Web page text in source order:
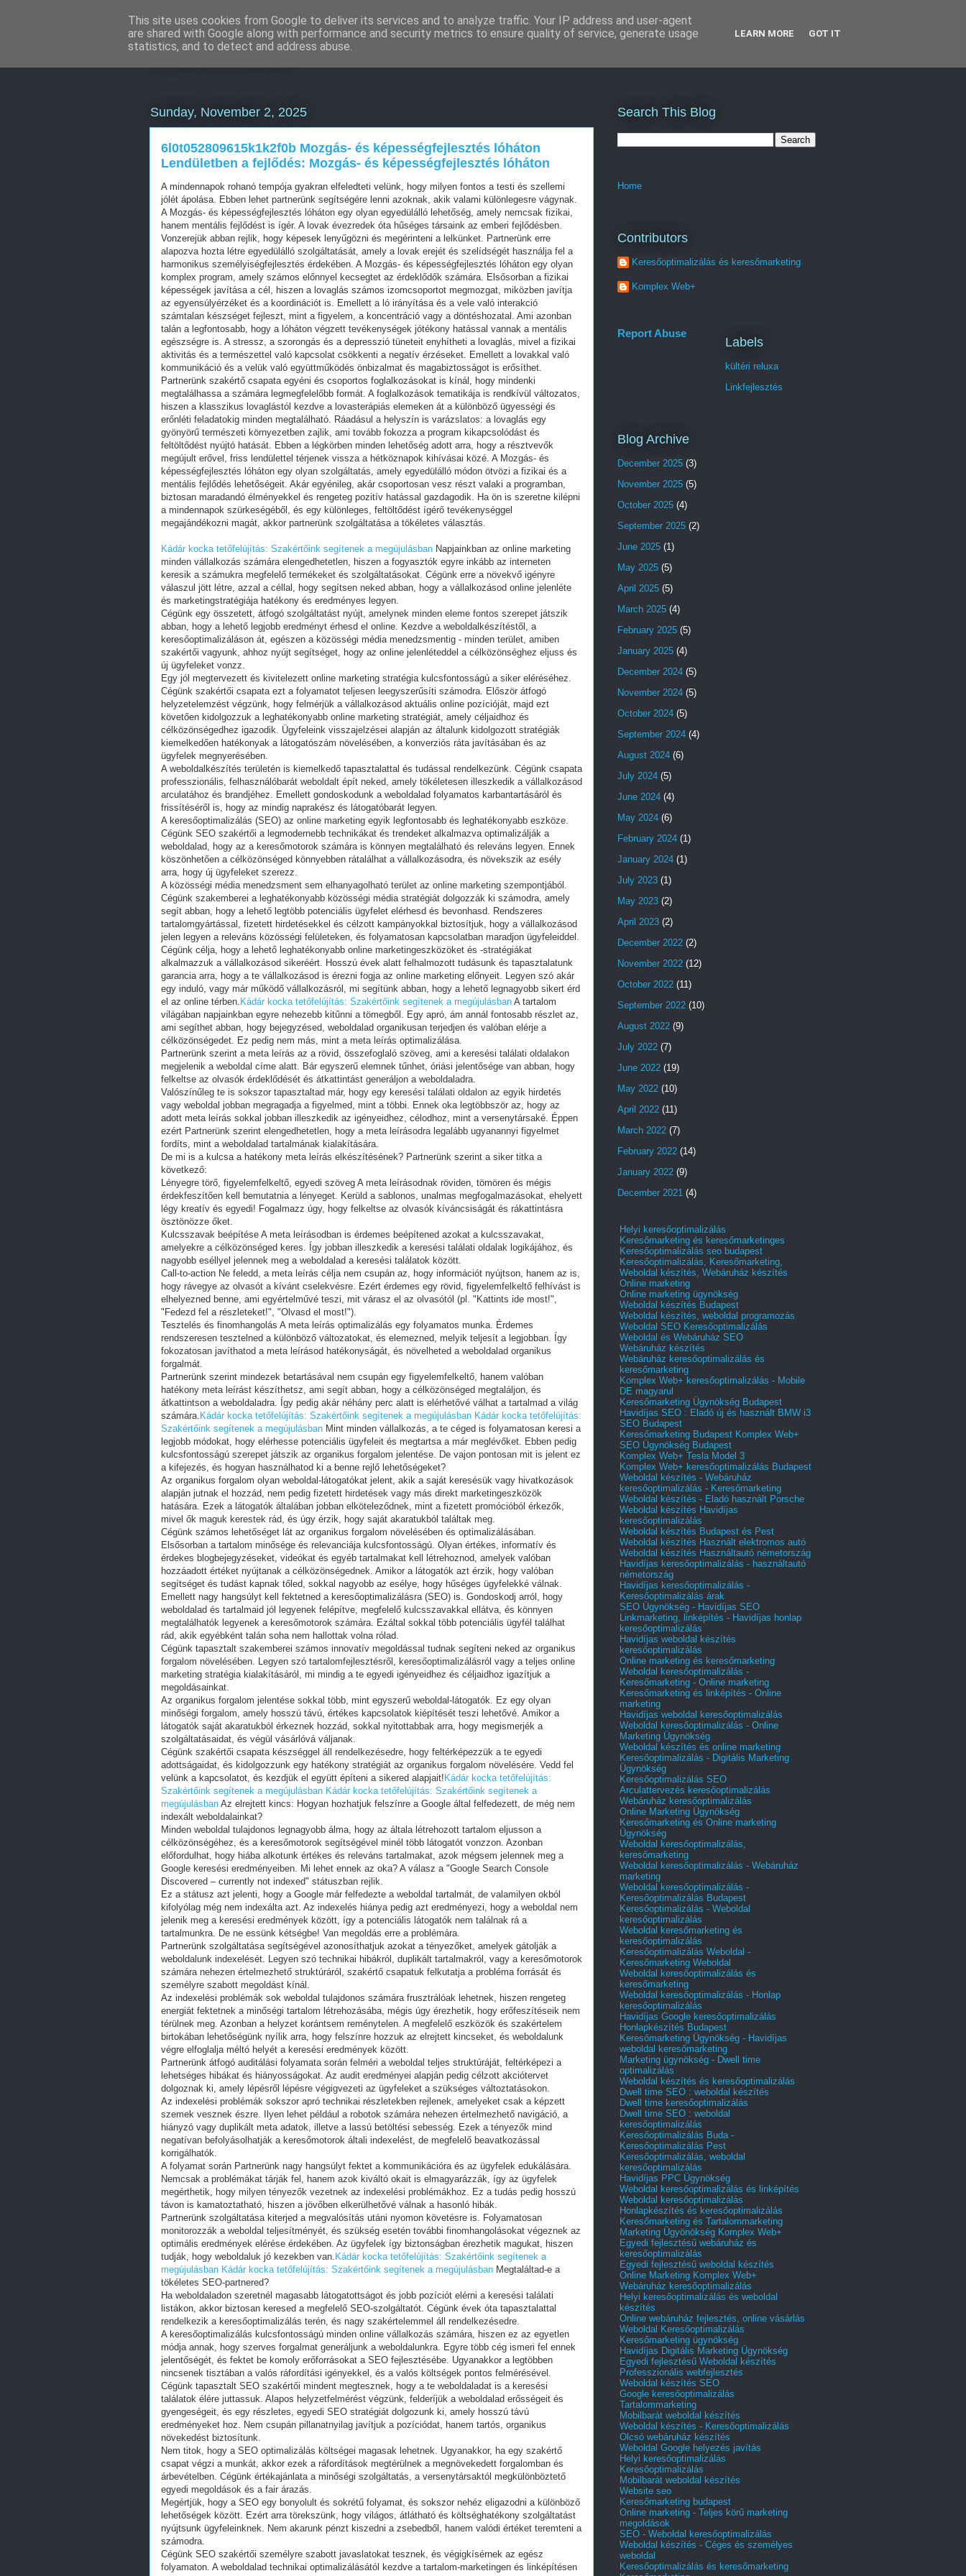
Eladó Seat
Sunday, November 2, 2025
6l0t052809615k1k2f0b Mozgás- és képességfejlesztés lóháton
Lendületben a fejlődés: Mozgás- és képességfejlesztés lóháton
A mindennapok rohanó tempója gyakran elfeledteti velünk, hogy milyen fontos a testi és szellemi
jólét ápolása. Ebben lehet partnerünk segítségére lenni azoknak, akik valami különlegesre vágynak.
A Mozgás- és képességfejlesztés lóháton egy olyan egyedülálló lehetőség, amely nemcsak fizikai,
hanem mentális fejlődést is ígér. A lovak évezredek óta hűséges társaink az emberi fejlődésben.
Vonzerejük abban rejlik, hogy képesek lenyűgözni és megérinteni a lelkünket. Partnerünk erre
alapozva hozta létre egyedülálló szolgáltatását, amely a lovak erejét és szelídségét használja fel a
harmonikus személyiségfejlesztés érdekében. A Mozgás- és képességfejlesztés lóháton egy olyan
komplex program, amely számos előnnyel kecsegtet az érdeklődők számára. Elsősorban a fizikai
képességek javítása a cél, hiszen a lovaglás számos izomcsoportot megmozgat, miközben javítja
az egyensúlyérzéket és a koordinációt is. Emellett a ló irányítása és a vele való interakció
számtalan készséget fejleszt, mint a figyelem, a koncentráció vagy a döntéshozatal. Ami azonban
talán a legfontosabb, hogy a lóháton végzett tevékenységek jótékony hatással vannak a mentális
egészségre is. A stressz, a szorongás és a depresszió tüneteit enyhítheti a lovaglás, mivel a fizikai
aktivitás és a természettel való kapcsolat csökkenti a negatív érzéseket. Emellett a lovakkal való
kommunikáció és a velük való együttműködés önbizalmat és magabiztosságot is erősíthet.
Partnerünk szakértő csapata egyéni és csoportos foglalkozásokat is kínál, hogy mindenki
megtalálhassa a számára legmegfelelőbb formát. A foglalkozások tematikája is rendkívül változatos,
hiszen a klasszikus lovaglástól kezdve a lovasterápiás elemeken át a különböző ügyességi és
erőnléti feladatokig minden megtalálható. Ráadásul a helyszín is varázslatos: a lovaglás egy
gyönyörű természeti környezetben zajlik, ami tovább fokozza a program kikapcsolódást és
feltöltődést nyújtó hatását. Ebben a légkörben minden lehetőség adott arra, hogy a résztvevők
megújult erővel, friss lendülettel térjenek vissza a hétköznapok kihívásai közé. A Mozgás- és
képességfejlesztés lóháton egy olyan szolgáltatás, amely egyedülálló módon ötvözi a fizikai és a
mentális fejlődés lehetőségeit. Akár egyénileg, akár csoportosan vesz részt valaki a programban,
biztosan maradandó élményekkel és rengeteg pozitív hatással gazdagodik. Ha ön is szeretne kilépni
a mindennapok szürkeségéből, és egy különleges, feltöltődést ígérő tevékenységgel
megajándékozni magát, akkor partnerünk szolgáltatása a tökéletes választás.
Kádár kocka tetőfelújítás: Szakértőink segítenek a megújulásban Napjainkban az online marketing
minden vállalkozás számára elengedhetetlen, hiszen a fogyasztók egyre inkább az interneten
keresik a számukra megfelelő termékeket és szolgáltatásokat. Cégünk erre a növekvő igényre
válaszul jött létre, azzal a céllal, hogy segítsen neked abban, hogy a vállalkozásod online jelenléte
és marketingstratégiája hatékony és eredményes legyen.
Cégünk egy összetett, átfogó szolgáltatást nyújt, amelynek minden eleme fontos szerepet játszik
abban, hogy a lehető legjobb eredményt érhesd el online. Kezdve a weboldalkészítéstől, a
keresőoptimalizáláson át, egészen a közösségi média menedzsmentig - minden terület, amiben
szakértői vagyunk, ahhoz nyújt segítséget, hogy az online jelenléteddel a célközönséghez eljuss és
új ügyfeleket vonzz.
Egy jól megtervezett és kivitelezett online marketing stratégia kulcsfontosságú a siker eléréséhez.
Cégünk szakértői csapata ezt a folyamatot teljesen leegyszerűsíti számodra. Először átfogó
helyzetelemzést végzünk, hogy felmérjük a vállalkozásod aktuális online pozícióját, majd ezt
követően kidolgozzuk a leghatékonyabb online marketing stratégiát, amely céljaidhoz és
célközönségedhez igazodik. Ügyfeleink visszajelzései alapján az általunk kidolgozott stratégiák
kiemelkedően hatékonyak a látogatószám növelésében, a konverziós ráta javításában és az
ügyfelek megnyerésében.
A weboldalkészítés területén is kiemelkedő tapasztalattal és tudással rendelkezünk. Cégünk csapata
professzionális, felhasználóbarát weboldalt épít neked, amely tökéletesen illeszkedik a vállalkozásod
arculatához és brandjéhez. Emellett gondoskodunk a weboldalad folyamatos karbantartásáról és
frissítéséről is, hogy az mindig naprakész és látogatóbarát legyen.
A keresőoptimalizálás (SEO) az online marketing egyik legfontosabb és leghatékonyabb eszköze.
Cégünk SEO szakértői a legmodernebb technikákat és trendeket alkalmazva optimalizálják a
weboldalad, hogy az a keresőmotorok számára is könnyen megtalálható és releváns legyen. Ennek
köszönhetően a célközönséged könnyebben rátalálhat a vállalkozásodra, és növekszik az esély
arra, hogy új ügyfeleket szerezz.
A közösségi média menedzsment sem elhanyagolható terület az online marketing szempontjából.
Cégünk szakemberei a leghatékonyabb közösségi média stratégiát dolgozzák ki számodra, amely
segít abban, hogy a lehető legtöbb potenciális ügyfelet elérhesd és bevonhasd. Rendszeres
tartalomgyártással, fizetett hirdetésekkel és célzott kampányokkal biztosítjuk, hogy a vállalkozásod
jelen legyen a releváns közösségi felületeken, és folyamatosan kapcsolatban maradjon ügyfeleiddel.
Cégünk célja, hogy a lehető leghatékonyabb online marketingeszközöket és -stratégiákat
alkalmazzuk a vállalkozásod sikeréért. Hosszú évek alatt felhalmozott tudásunk és tapasztalatunk
garancia arra, hogy a te vállalkozásod is érezni fogja az online marketing előnyeit. Legyen szó akár
egy induló, vagy már működő vállalkozásról, mi segítünk abban, hogy a lehető legnagyobb sikert érd
el az online térben. Kádár kocka tetőfelújítás: Szakértőink segítenek a megújulásban A tartalom
világában napjainkban egyre nehezebb kitűnni a tömegből. Egy apró, ám annál fontosabb részlet az,
ami segíthet abban, hogy bejegyzésed, weboldalad organikusan terjedjen és valóban elérje a
célközönségedet. Ez pedig nem más, mint a meta leírás optimalizálása.
Partnerünk szerint a meta leírás az a rövid, összefoglaló szöveg, ami a keresési találati oldalakon
megjelenik a weboldal címe alatt. Bár egyszerű elemnek tűnhet, óriási jelentősége van abban, hogy
felkeltse az olvasók érdeklődését és átkattintást generáljon a weboldaladra.
Valószínűleg te is sokszor tapasztaltad már, hogy egy keresési találati oldalon az egyik hirdetés
vagy weboldal jobban megragadja a figyelmed, mint a többi. Ennek oka legtöbbször az, hogy az
adott meta leírás sokkal jobban illeszkedik az igényeidhez, célodhoz, mint a versenytársaké. Éppen
ezért Partnerünk szerint elengedhetetlen, hogy a meta leírásodra legalább ugyanannyi figyelmet
fordíts, mint a weboldalad tartalmának kialakítására.
De mi is a kulcsa a hatékony meta leírás elkészítésének? Partnerünk szerint a siker titka a
következő:
Lényegre törő, figyelemfelkeltő, egyedi szöveg A meta leírásodnak röviden, tömören és mégis
érdekfeszítően kell bemutatnia a lényeget. Kerüld a sablonos, unalmas megfogalmazásokat, ehelyett
légy kreatív és egyedi! Fogalmazz úgy, hogy felkeltse az olvasók kíváncsiságát és rákattintásra
ösztönözze őket.
Kulcsszavak beépítése A meta leírásodban is érdemes beépítened azokat a kulcsszavakat,
amelyekre a célközönséged keres. Így jobban illeszkedik a keresési találati oldalak logikájához, és
nagyobb eséllyel jelennek meg a weboldalad a keresési találatok között.
Call-to-action Ne feledd, a meta leírás célja nem csupán az, hogy információt nyújtson, hanem az is,
hogy rávegye az olvasót a kívánt cselekvésre. Ezért érdemes egy rövid, figyelemfelkeltő felhívást is
elhelyezned benne, ami egyértelművé teszi, mit várasz el az olvasótól (pl. "Kattints ide most!",
"Fedezd fel a részleteket!", "Olvasd el most!").
Tesztelés és finomhangolás A meta leírás optimalizálás egy folyamatos munka. Érdemes
rendszeresen tesztelned a különböző változatokat, és elemezned, melyik teljesít a legjobban. Így
fokozatosan javíthatod a meta leírásod hatékonyságát, és növelheted a weboldalad organikus
forgalmát.
Partnerünk szerint mindezek betartásával nem csupán egy figyelemfelkeltő, hanem valóban
hatékony meta leírást készíthetsz, ami segít abban, hogy a célközönséged megtaláljon, és
átkattintson a weboldaladra. Így pedig akár néhány perc alatt is elérhetővé válhat a tartalmad a világ
számára. Kádár kocka tetőfelújítás: Szakértőink segítenek a megújulásban Kádár kocka tetőfelújítás:
Szakértőink segítenek a megújulásban Mint minden vállalkozás, a te céged is folyamatosan keresi a
legjobb módokat, hogy elérhesse potenciális ügyfeleit és megtartsa a már meglévőket. Ebben pedig
kulcsfontosságú szerepet játszik az organikus forgalom jelentése. De vajon pontosan mit is jelent ez
a kifejezés, és hogyan használhatod ki a benne rejlő lehetőségeket?
Az organikus forgalom olyan weboldal-látogatókat jelent, akik a saját keresésük vagy hivatkozások
alapján jutnak el hozzád, nem pedig fizetett hirdetések vagy más direkt marketingeszközök
hatására. Ezek a látogatók általában jobban elköteleződnek, mint a fizetett promócióból érkezők,
mivel ők maguk kerestek rád, és úgy érzik, hogy saját akaratukból találtak meg.
Cégünk számos lehetőséget lát az organikus forgalom növelésében és optimalizálásában.
Elsősorban a tartalom minősége és relevanciája kulcsfontosságú. Olyan értékes, informatív és
érdekes blogbejegyzéseket, videókat és egyéb tartalmakat kell létrehoznod, amelyek valóban
hozzáadott értéket nyújtanak a célközönségednek. Amikor a látogatók azt érzik, hogy valóban
segítséget és tudást kapnak tőled, sokkal nagyobb az esélye, hogy hűséges ügyfelekké válnak.
Emellett nagy hangsúlyt kell fektetned a keresőoptimalizálásra (SEO) is. Gondoskodj arról, hogy
weboldalad és tartalmaid jól legyenek felépítve, megfelelő kulcsszavakkal ellátva, és könnyen
megtalálhatók legyenek a keresőmotorok számára. Ezáltal sokkal több potenciális ügyfél találhat
rád, akik egyébként talán soha nem hallottak volna rólad.
Cégünk tapasztalt szakemberei számos innovatív megoldással tudnak segíteni neked az organikus
forgalom növelésében. Legyen szó tartalomfejlesztésről, keresőoptimalizálásról vagy a teljes online
marketing stratégia kialakításáról, mi mindig a te egyedi igényeidhez és céljaidhoz igazítjuk a
megoldásainkat.
Az organikus forgalom jelentése sokkal több, mint egyszerű weboldal-látogatók. Ez egy olyan
minőségi forgalom, amely hosszú távú, értékes kapcsolatok kiépítését teszi lehetővé. Amikor a
látogatók saját akaratukból érkeznek hozzád, sokkal nyitottabbak arra, hogy megismerjék a
szolgáltatásaidat, és végül vásárlóvá váljanak.
Cégünk szakértői csapata készséggel áll rendelkezésedre, hogy feltérképezzük a te egyedi
adottságaidat, és kidolgozzunk egy hatékony stratégiát az organikus forgalom növelésére. Vedd fel
velünk a kapcsolatot, és kezdjük el együtt építeni a sikered alapjait! Kádár kocka tetőfelújítás:
Szakértőink segítenek a megújulásban Kádár kocka tetőfelújítás: Szakértőink segítenek a
megújulásban Az elrejtett kincs: Hogyan hozhatjuk felszínre a Google által felfedezett, de még nem
indexált weboldalainkat?
Minden weboldal tulajdonos legnagyobb álma, hogy az általa létrehozott tartalom eljusson a
célközönségéhez, és a keresőmotorok segítségével minél több látogatót vonzzon. Azonban
előfordulhat, hogy hiába alkotunk értékes és releváns tartalmakat, azok mégsem jelennek meg a
Google keresési eredményeiben. Mi lehet ennek az oka? A válasz a "Google Search Console
Discovered – currently not indexed" státuszban rejlik.
Ez a státusz azt jelenti, hogy a Google már felfedezte a weboldal tartalmát, de valamilyen okból
kifolyólag még nem indexálta azt. Az indexelés hiánya pedig azt eredményezi, hogy a weboldal nem
jelenik meg a keresési eredmények között, így a potenciális látogatók nem találnak rá a
tartalmunkra. De ne essünk kétségbe! Van megoldás erre a problémára.
Partnerünk szolgáltatása segítségével azonosíthatjuk azokat a tényezőket, amelyek gátolják a
weboldalunk indexelését. Legyen szó technikai hibákról, duplikált tartalmakról, vagy a keresőmotorok
számára nehezen értelmezhető struktúráról, szakértő csapatuk felkutatja a probléma forrását és
személyre szabott megoldást kínál.
Az indexelési problémák sok weboldal tulajdonos számára frusztrálóak lehetnek, hiszen rengeteg
energiát fektetnek a minőségi tartalom létrehozásába, mégis úgy érezhetik, hogy erőfeszítéseik nem
térülnek meg. Azonban a helyzet korántsem reménytelen. A megfelelő eszközök és szakértelem
birtokában lehetőségünk nyílik arra, hogy felszínre hozzuk az elrejtett kincseket, és weboldalunk
végre elfoglalja méltó helyét a keresési eredmények között.
Partnerünk átfogó auditálási folyamata során felméri a weboldal teljes struktúráját, feltérképezi a
lehetséges hibákat és hiányosságokat. Az audit eredményei alapján pedig célzott akciótervet
dolgoznak ki, amely lépésről lépésre végigvezeti az ügyfeleket a szükséges változtatásokon.
Az indexelési problémák sokszor apró technikai részletekben rejlenek, amelyeket csak a képzett
szemek vesznek észre. Ilyen lehet például a robotok számára nehezen értelmezhető navigáció, a
hiányzó vagy duplikált meta adatok, illetve a lassú betöltési sebesség. Ezek a tényezők mind
negatívan befolyásolhatják a keresőmotorok általi indexelést, de megfelelő beavatkozással
korrigálhatók.
A folyamat során Partnerünk nagy hangsúlyt fektet a kommunikációra és az ügyfelek edukálására.
Nemcsak a problémákat tárják fel, hanem azok kiváltó okait is elmagyarázzák, így az ügyfelek
megérthetik, hogy milyen tényezők vezetnek az indexelési problémákhoz. Ez a tudás pedig hosszú
távon is kamatoztatható, hiszen a jövőben elkerülhetővé válnak a hasonló hibák.
Partnerünk szolgáltatása kiterjed a megvalósítás utáni nyomon követésre is. Folyamatosan
monitorozzák a weboldal teljesítményét, és szükség esetén további finomhangolásokat végeznek az
optimális eredmények elérése érdekében. Az ügyfelek így biztonságban érezhetik magukat, hiszen
tudják, hogy weboldaluk jó kezekben van. Kádár kocka tetőfelújítás: Szakértőink segítenek a
megújulásban Kádár kocka tetőfelújítás: Szakértőink segítenek a megújulásban Megtaláltad-e a
tökéletes SEO-partnered?
Ha weboldaladon szeretnél magasabb látogatottságot és jobb pozíciót elérni a keresési találati
listákon, akkor biztosan keresed a megfelelő SEO-szolgáltatót. Cégünk évek óta tapasztalattal
rendelkezik a keresőoptimalizálás terén, és nagy szakértelemmel áll rendelkezésedre.
A keresőoptimalizálás kulcsfontosságú minden online vállalkozás számára, hiszen ez az egyetlen
módja annak, hogy szerves forgalmat generáljunk a weboldalunkra. Egyre több cég ismeri fel ennek
jelentőségét, és fektet be komoly erőforrásokat a SEO fejlesztésébe. Ugyanakkor a legtöbben
nincsenek tisztában a valós ráfordítási igényekkel, és a valós költségek pontos felmérésével.
Cégünk tapasztalt SEO szakértői mindent megtesznek, hogy a te weboldaladat is a keresési
találatok élére juttassuk. Alapos helyzetfelmérést végzünk, felderíjük a weboldalad erősségeit és
gyengeségeit, és egy részletes, egyedi SEO stratégiát dolgozunk ki, amely hosszú távú
eredményeket hoz. Nem csupán pillanatnyilag javítjuk a pozíciódat, hanem tartós, organikus
növekedést biztosítunk.
Nem titok, hogy a SEO optimalizálás költségei magasak lehetnek. Ugyanakkor, ha egy szakértő
csapat végzi a munkát, akkor ezek a ráfordítások megtérülnek a megnövekedett forgalomban és
árbevételben. Cégünk értékajánlata a minőségi szolgáltatás, a versenytársaktól megkülönböztető
egyedi megoldások és a fair árazás.
Megértjük, hogy a SEO egy bonyolult és sokrétű folyamat, és sokszor nehéz eligazodni a különböző
lehetőségek között. Ezért arra törekszünk, hogy világos, átlátható és költséghatékony szolgáltatást
nyújtsunk ügyfeleinknek. Nem akarunk pénzt kiszedni a zsebedből, hanem valódi értéket teremteni a
számodra.
Cégünk SEO szakértői személyre szabott javaslatokat tesznek, és végigkísérnek az egész
folyamaton. A weboldalad technikai optimalizálásától kezdve a tartalom-marketingen és linképítésen
Search This Blog
Home
Contributors
Keresőoptimalizálás és keresőmarketing
Komplex Web+
Report Abuse
Labels
kültéri reluxa
Linkfejlesztés
Blog Archive
December 2025 (3)
November 2025 (5)
October 2025 (4)
September 2025 (2)
June 2025 (1)
May 2025 (5)
April 2025 (5)
March 2025 (4)
February 2025 (5)
January 2025 (4)
December 2024 (5)
November 2024 (5)
October 2024 (5)
September 2024 (4)
August 2024 (6)
July 2024 (5)
June 2024 (4)
May 2024 (6)
February 2024 (1)
January 2024 (1)
July 2023 (1)
May 2023 (2)
April 2023 (2)
December 2022 (2)
November 2022 (12)
October 2022 (11)
September 2022 (10)
August 2022 (9)
July 2022 (7)
June 2022 (19)
May 2022 (10)
April 2022 (11)
March 2022 (7)
February 2022 (14)
January 2022 (9)
December 2021 (4)
Helyi keresőoptimalizálás
Keresőmarketing és keresőmarketinges
Keresőoptimalizálás seo budapest
Keresőoptimalizálás, Keresőmarketing,
Weboldal készítés, Webáruház készítés
Online marketing
Online marketing ügynökség
Weboldal készítés Budapest
Weboldal készítés, weboldal programozás
Weboldal SEO Keresőoptimalizálás
Weboldal és Webáruház SEO
Webáruház készítés
Webáruház keresőoptimalizálás és
keresőmarketing
Komplex Web+ keresőoptimalizálás - Mobile
DE magyarul
Keresőmarketing Ügynökség Budapest
Havidíjas SEO : Eladó új és használt BMW i3
SEO Budapest
Keresőmarketing Budapest Komplex Web+
SEO Ügynökség Budapest
Komplex Web+ Tesla Model 3
Komplex Web+ keresőoptimalizálás Budapest
Weboldal készítés - Webáruház
keresőoptimalizálás - Keresőmarketing
Weboldal készítés - Eladó használt Porsche
Weboldal készítés Havidíjas
keresőoptimalizálás
Weboldal készítés Budapest és Pest
Weboldal készítés Használt elektromos autó
Weboldal készítés Használtautó németország
Havidíjas keresőoptimalizálás - használtautó
németország
Havidíjas keresőoptimalizálás -
Keresőoptimalizálás árak
SEO Ügynökség - Havidíjas SEO
Linkmarketing, linképítés - Havidíjas honlap
keresőoptimalizálás
Havidíjas weboldal készítés
keresőoptimalizálás
Online marketing és keresőmarketing
Weboldal keresőoptimalizálás -
Keresőmarketing - Online marketing
Keresőmarketing és linképítés - Online
marketing
Havidíjas weboldal keresőoptimalizálás
Weboldal keresőoptimalizálás - Online
Marketing Ügynökség
Weboldal készítés és online marketing
Keresőoptimalizálás - Digitális Marketing
Ügynökség
Keresőoptimalizálás SEO
Arculattervezés keresőoptimalizálás
Webáruház keresőoptimalizálás
Online Marketing Ügynökség
Keresőmarketing és Online marketing
Ügynökség
Weboldal keresőoptimalizálás,
keresőmarketing
Weboldal keresőoptimalizálás - Webáruház
marketing
Weboldal keresőoptimalizálás -
Keresőoptimalizálás Budapest
Keresőoptimalizálás - Weboldal
keresőoptimalizálás
Weboldal keresőmarketing és
keresőoptimalizálás
Keresőoptimalizálás Weboldal -
Keresőmarketing Weboldal
Weboldal keresőoptimalizálás és
keresőmarketing
Weboldal keresőoptimalizálás - Honlap
keresőoptimalizálás
Havidíjas Google keresőoptimalizálás
Honlapkészítés Budapest
Keresőmarketing Ügynökség - Havidíjas
weboldal keresőmarketing
Marketing ügynökség - Dwell time
optimalizálás
Weboldal készítés és keresőoptimalizálás
Dwell time SEO : weboldal készítés
Dwell time keresőoptimalizálás
Dwell time SEO : weboldal
keresőoptimalizálás
Keresőoptimalizálás Buda -
Keresőoptimalizálás Pest
Keresőoptimalizálás, weboldal
keresőoptimalizálás
Havidíjas PPC Ügynökség
Weboldal keresőoptimalizálás és linképítés
Weboldal keresőoptimalizálás
Honlapkészítés és keresőoptimalizálás
Keresőmarketing és Tartalommarketing
Marketing Ügyönökség Komplex Web+
Egyedi fejlesztésű webáruház és
keresőoptimalizálás
Egyedi fejlesztésű weboldal készítés
Online Marketing Komplex Web+
Webáruház keresőoptimalizálás
Helyi keresőoptimalizálás és weboldal
készítés
Online webáruház fejlesztés, online vásárlás
Weboldal Keresőoptimalizálás
Keresőmarketing ügynökség
Havidíjas Digitális Marketing Ügynökség
Egyedi fejlesztésű Weboldal készítés
Professzionális webfejlesztés
Weboldal készítés SEO
Google keresőoptimalizálás
Tartalommarketing
Mobilbarát weboldal készítés
Weboldal készítés - Keresőoptimalizálás
Olcsó webáruház készítés
Weboldal Google helyezés javítás
Helyi keresőoptimalizálás
Keresőoptimalizálás
Mobilbarát weboldal készítés
Website seo
Keresőmarketing budapest
Online marketing - Teljes körű marketing
megoldások
SEO - Weboldal keresőoptimalizálás
Weboldal készítés - Céges és személyes
weboldal
Keresőoptimalizálás és keresőmarketing
This site uses cookies from Google to deliver its services and to analyze traffic. Your IP address and user-agent
are shared with Google along with performance and security metrics to ensure quality of service, generate usage
statistics, and to detect and address abuse.
LEARN MORE GOT IT